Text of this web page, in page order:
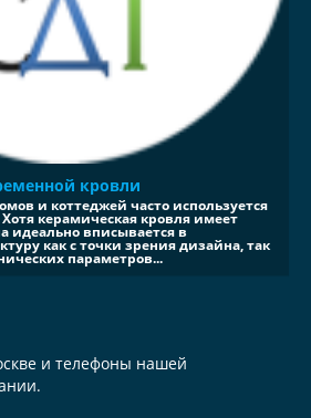
кровли
и коттеджей часто используется
керамическая кровля имеет
идеально вписывается в
как с точки зрения дизайна, так
параметров...
и телефоны нашей